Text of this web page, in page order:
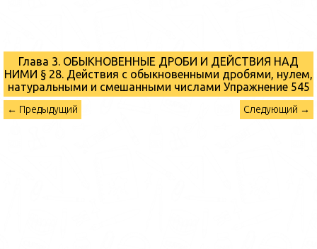
Глава 3. ОБЫКНОВЕННЫЕ ДРОБИ И ДЕЙСТВИЯ НАД
НИМИ § 28. Действия с обыкновенными дробями, нулем,
натуральными и смешанными числами Упражнение 545
← Предыдущий Следующий →